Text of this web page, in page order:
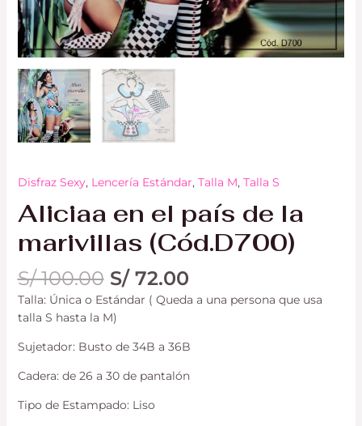
Disfraz Sexy, Lencería Estándar, Talla M, Talla S
Aliciaa en el país de la
marivillas (Cód.D700)
S/100.00 S/72.00
Talla: Única o Estándar ( Queda a una persona que usa
talla S hasta la M)
Sujetador: Busto de 34B a 36B
Cadera: de 26 a 30 de pantalón
Tipo de Estampado: Liso